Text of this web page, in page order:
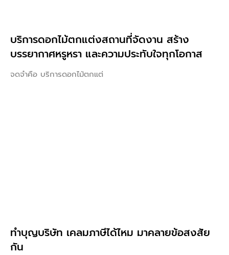
บริการดอกไม้ตกแต่งสถานที่จัดงาน สร้าง
บรรยากาศหรูหรา และความประทับใจทุกโอกาส
จดจำคือ บริการดอกไม้ตกแต่
ทําบุญบริษัท เคลมภาษีได้ไหม มาคลายข้อสงสัย
กัน